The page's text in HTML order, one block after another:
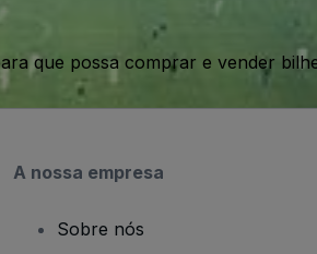
que possa comprar e vender
A nossa empresa
Sobre nós